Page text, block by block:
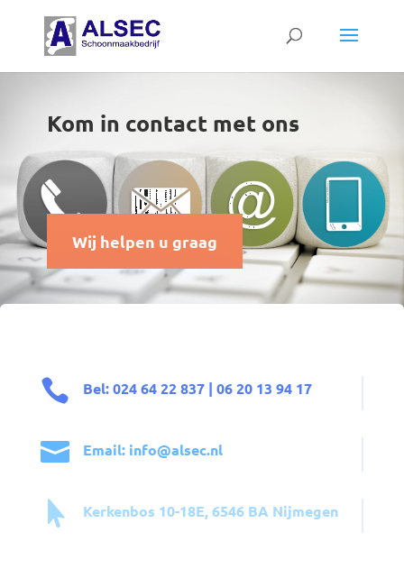
Kom in contact met ons
Wij helpen u graag
 Bel: 024 64 22 837 | 06 20 13 94 17
 Email: info@alsec.nl
 Kerkenbos 10-18E, 6546 BA Nijmegen